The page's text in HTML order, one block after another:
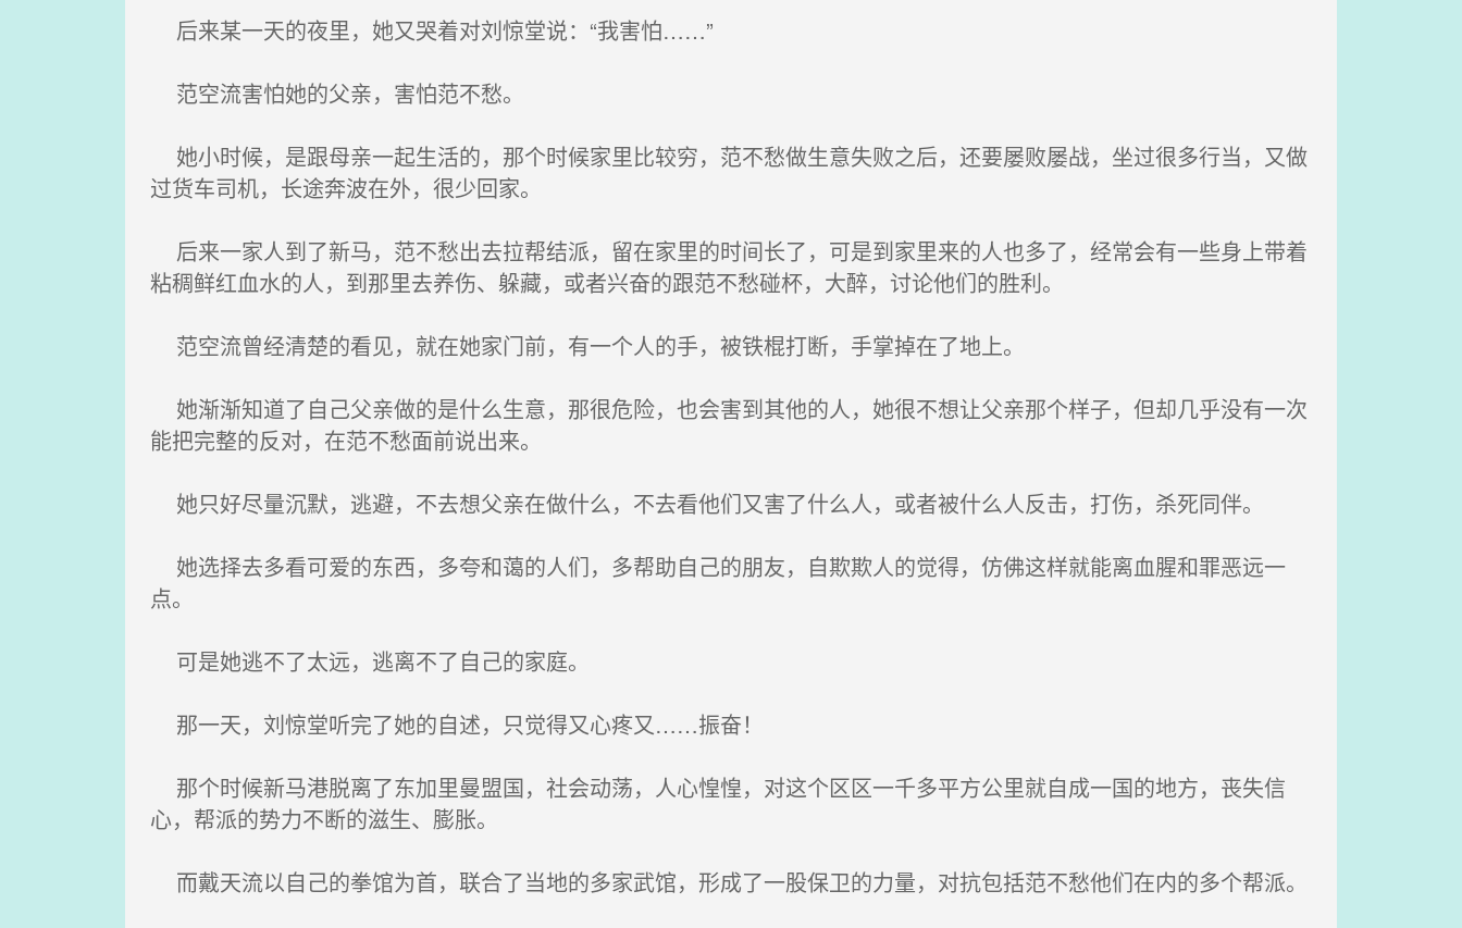
后来某一天的夜里，她又哭着对刘惊堂说：“我害怕……”
范空流害怕她的父亲，害怕范不愁。
她小时候，是跟母亲一起生活的，那个时候家里比较穷，范不愁做生意失败之后，还要屡败屡战，坐过很多行当，又做
过货车司机，长途奔波在外，很少回家。
后来一家人到了新马，范不愁出去拉帮结派，留在家里的时间长了，可是到家里来的人也多了，经常会有一些身上带着
粘稠鲜红血水的人，到那里去养伤、躲藏，或者兴奋的跟范不愁碰杯，大醉，讨论他们的胜利。
范空流曾经清楚的看见，就在她家门前，有一个人的手，被铁棍打断，手掌掉在了地上。
她渐渐知道了自己父亲做的是什么生意，那很危险，也会害到其他的人，她很不想让父亲那个样子，但却几乎没有一次
能把完整的反对，在范不愁面前说出来。
她只好尽量沉默，逃避，不去想父亲在做什么，不去看他们又害了什么人，或者被什么人反击，打伤，杀死同伴。
她选择去多看可爱的东西，多夸和蔼的人们，多帮助自己的朋友，自欺欺人的觉得，仿佛这样就能离血腥和罪恶远一
点。
可是她逃不了太远，逃离不了自己的家庭。
那一天，刘惊堂听完了她的自述，只觉得又心疼又……振奋！
那个时候新马港脱离了东加里曼盟国，社会动荡，人心惶惶，对这个区区一千多平方公里就自成一国的地方，丧失信
心，帮派的势力不断的滋生、膨胀。
而戴天流以自己的拳馆为首，联合了当地的多家武馆，形成了一股保卫的力量，对抗包括范不愁他们在内的多个帮派。